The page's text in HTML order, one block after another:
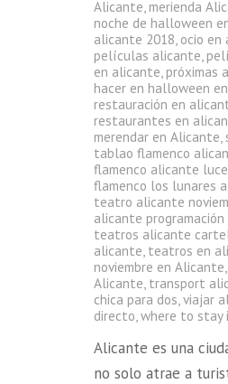
Alicante, merienda
noche de halloween
alicante 2018, ocio en
películas alicante,
en alicante, próximas
hacer en halloween
restauración en
restaurantes en
merendar en Alicante,
tablao flamenco
flamenco alicante
flamenco los lunares
teatro alicante
alicante programación
teatros alicante
alicante, teatros en
noviembre en Alicante,
Alicante, transport
chica para dos,viajar
directo,where to stay
Alicante es una
no solo atrae a